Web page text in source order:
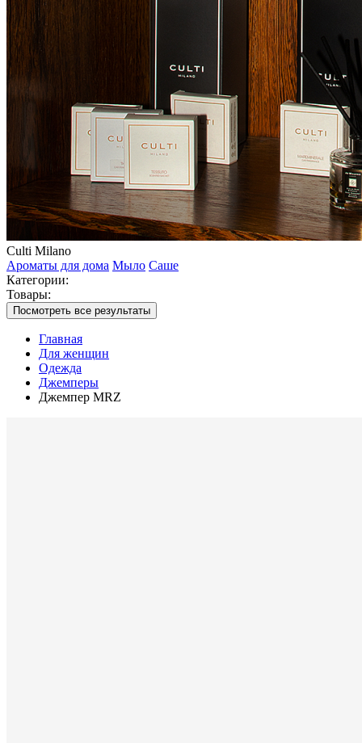
Culti Milano
Ароматы для дома Мыло Саше
Категории:
Товары:
Посмотреть все результаты
Главная
Для женщин
Одежда
Джемперы
Джемпер MRZ